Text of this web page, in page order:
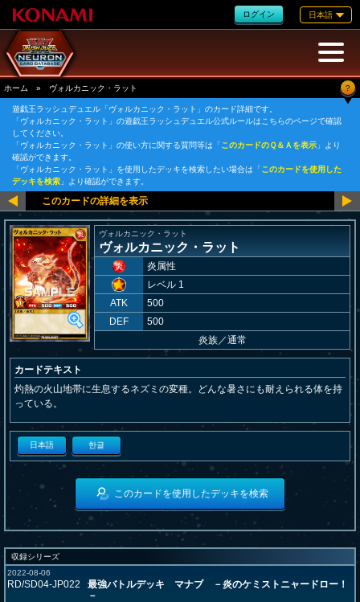
ログイン 日本語
ホーム » ヴォルカニック・ラット ?
遊戯王ラッシュデュエル「ヴォルカニック・ラット」のカード詳細です。
「ヴォルカニック・ラット」の遊戯王ラッシュデュエル公式ルールはこちらのページで確認
してください。
「ヴォルカニック・ラット」の使い方に関する質問等は「このカードのＱ＆Ａを表示 」より
確認ができます。
「ヴォルカニック・ラット」を使用したデッキを検索したい場合は「このカードを使用した
デッキを検索 」より確認ができます。
ヴォルカニック・ラット
ヴォルカニック・ラット
炎属性
レベル 1
ATK
500
DEF
500
炎族／通常
カードテキスト
灼熱の火山地帯に生息するネズミの変種。どんな暑さにも耐えられる体を持
っている。
日本語 한글
このカードを使用したデッキを検索
収録シリーズ
2022-08-06
RD/SD04-JP022
最強バトルデッキ マナブ －炎のケミストニャードロー！
－